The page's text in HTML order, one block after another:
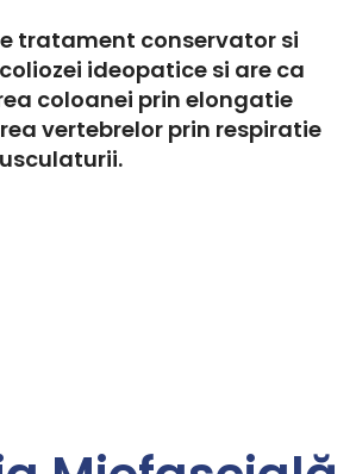
tratament conservator si
ideopatice si are ca
coloanei prin elongatie
vertebrelor prin respiratie